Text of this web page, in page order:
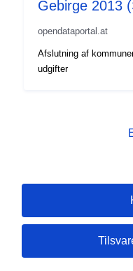
Gebirge 2013
opendataportal.at
Afslutning af
udgifter